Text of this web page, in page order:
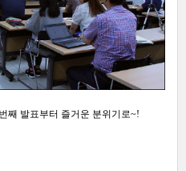
째 발표부터 즐거운 분위기로~!